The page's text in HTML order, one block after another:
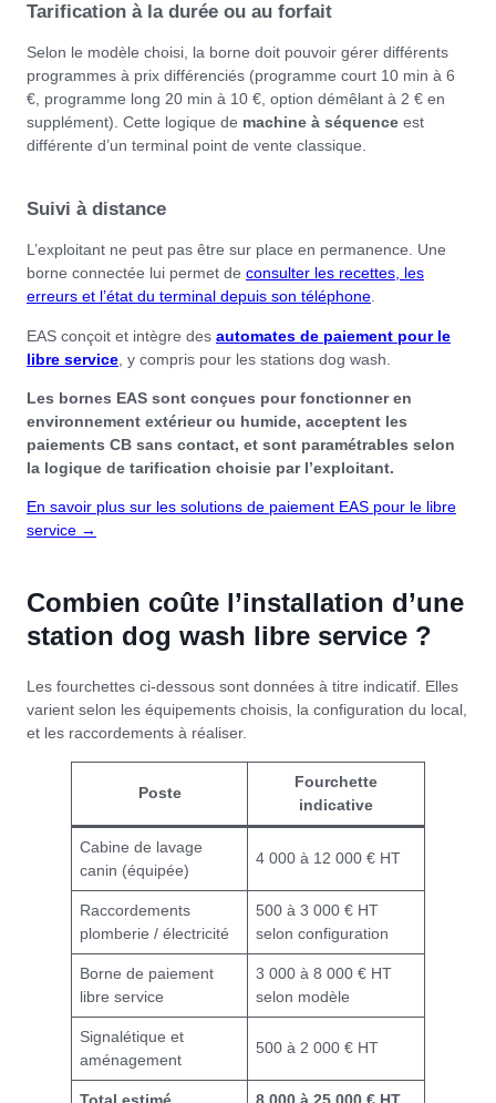
Tarification à la durée ou au forfait
Selon le modèle choisi, la borne doit pouvoir gérer différents
programmes à prix différenciés (programme court 10 min à 6
€, programme long 20 min à 10 €, option démêlant à 2 € en
supplément). Cette logique de machine à séquence est
différente d’un terminal point de vente classique.
Suivi à distance
L’exploitant ne peut pas être sur place en permanence. Une
borne connectée lui permet de consulter les recettes, les
erreurs et l’état du terminal depuis son téléphone.
EAS conçoit et intègre des automates de paiement pour le
libre service , y compris pour les stations dog wash.
Les bornes EAS sont conçues pour fonctionner en
environnement extérieur ou humide, acceptent les
paiements CB sans contact, et sont paramétrables selon
la logique de tarification choisie par l’exploitant.
En savoir plus sur les solutions de paiement EAS pour le libre
service →
Combien coûte l’installation d’une
station dog wash libre service ?
Les fourchettes ci-dessous sont données à titre indicatif. Elles
varient selon les équipements choisis, la configuration du local,
et les raccordements à réaliser.
Poste
Fourchette
indicative
Cabine de lavage
canin (équipée)
4 000 à 12 000 € HT
Raccordements
plomberie / électricité
500 à 3 000 € HT
selon configuration
Borne de paiement
libre service
3 000 à 8 000 € HT
selon modèle
Signalétique et
aménagement
500 à 2 000 € HT
Total estimé 8 000 à 25 000 € HT